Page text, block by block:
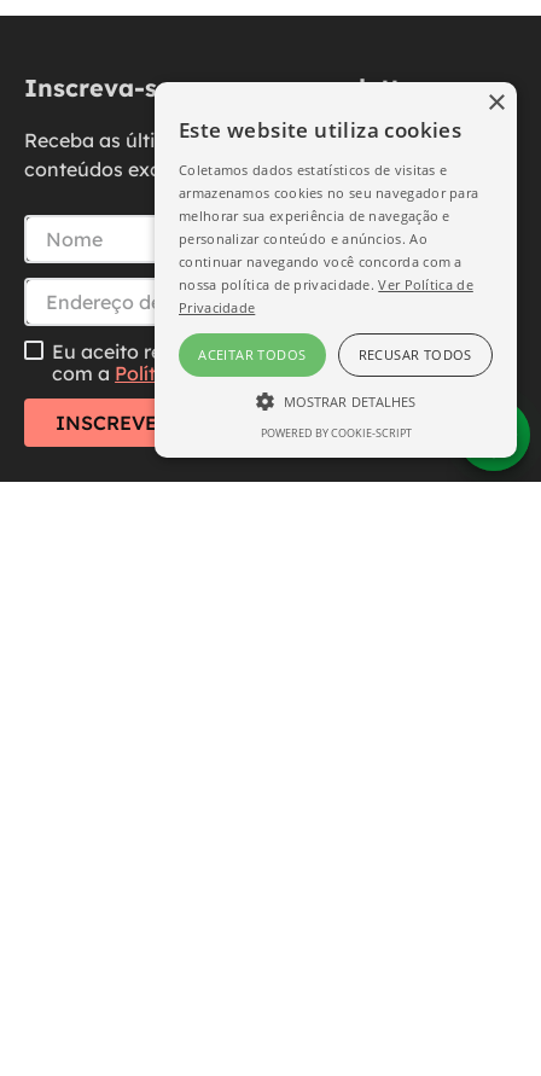
Inscreva-se na nossa newsletter
Receba as últimas novidades, promoções e
conteúdos exclusivos diretamente no seu e-mail.
Eu aceito receber essa newsletter, li e concordo
com a Política de Privacidade
INSCREVER-SE
Este website utiliza cookies
Coletamos dados estatísticos de visitas e
armazenamos cookies no seu navegador para
melhorar sua experiência de navegação e
personalizar conteúdo e anúncios. Ao
continuar navegando você concorda com a
nossa política de privacidade.Ver Política de
Privacidade
ACEITAR TODOS RECUSAR TODOS
MOSTRAR DETALHES
ESTRITAMENTE NECESSÁRIO
POWERED BY COOKIE-SCRIPT
×